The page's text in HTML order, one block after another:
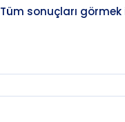
Fahri idi. 1928’den
ayrılmıştı ve bu
Tüm sonuçları görmek